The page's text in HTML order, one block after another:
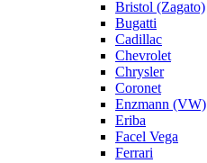
Bristol (Zagato)
Bugatti
Cadillac
Chevrolet
Chrysler
Coronet
Enzmann (VW)
Eriba
Facel Vega
Ferrari